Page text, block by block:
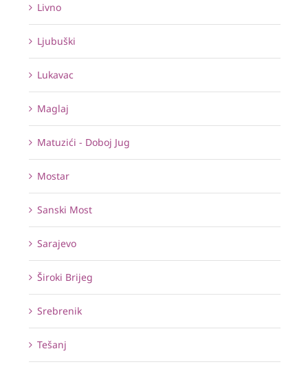
Livno
Ljubuški
Lukavac
Maglaj
Matuzići - Doboj Jug
Mostar
Sanski Most
Sarajevo
Široki Brijeg
Srebrenik
Tešanj